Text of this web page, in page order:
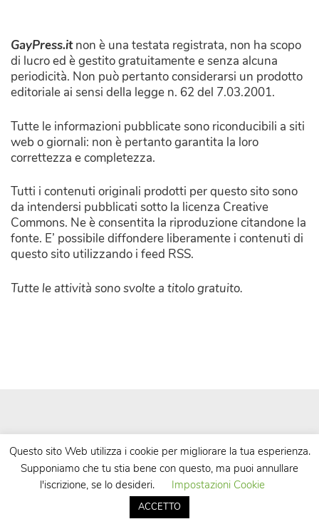
GayPress.itnon è una testata registrata, non ha scopo
di lucro ed è gestito gratuitamente e senza alcuna
periodicità. Non può pertanto considerarsi un prodotto
editoriale ai sensi della legge n. 62 del 7.03.2001.
Tutte le informazioni pubblicate sono riconducibili a siti
web o giornali: non è pertanto garantita la loro
correttezza e completezza.
Tutti i contenuti originali prodotti per questo sito sono
da intendersi pubblicati sotto la licenza Creative
Commons. Ne è consentita la riproduzione citandone la
fonte. E’ possibile diffondere liberamente i contenuti di
questo sito utilizzando i feed RSS.
Tutte le attività sono svolte a titolo gratuito.
| Powered byWordPress| Theme byTheBootstrapThemes
Questo sito Web utilizza i cookie per migliorare la tua esperienza.
Supponiamo che tu stia bene con questo, ma puoi annullare
l'iscrizione, se lo desideri.
Impostazioni Cookie
ACCETTO